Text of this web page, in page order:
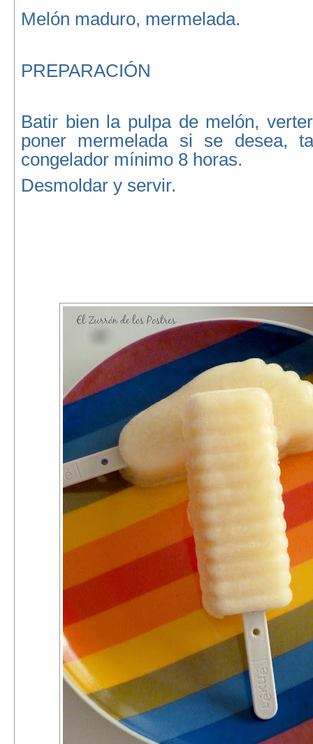
Melón maduro, mermelada.
PREPARACIÓN
Batir bien la pulpa de melón,
poner mermelada si se desea,
congelador mínimo 8 horas.
Desmoldar y servir.